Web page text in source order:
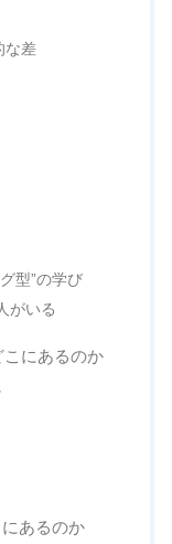
な差
型”の学び
がいる
にあるのか
あるのか